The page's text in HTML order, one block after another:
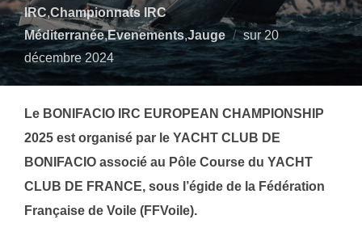
IRC,Championnats IRC
Méditerranée,Evenements,Jauge surPublié
le
20
décembre 2024
Le BONIFACIO IRC EUROPEAN CHAMPIONSHIP
2025 est organisé par le YACHT CLUB DE
BONIFACIO associé au Pôle Course du YACHT
CLUB DE FRANCE, sous l’égide de la Fédération
Française de Voile (FFVoile).